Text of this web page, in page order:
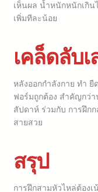
เห็นผล น้ำหนักหนักเกิน
เพิ่มทีละน้อย
เคล็ดลับเ
หลังออกกำลังกาย ทำ
ฟอร์มถูกต้อง สำคัญกว่
สัปดาห์ ร่วมกับ การฝึก
สายสวย
สรุป
การฝึกสามหัวไหล่ต้อง